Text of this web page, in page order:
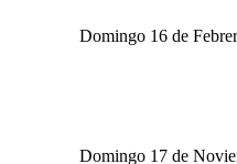
Domingo 16 de
Domingo 17 de